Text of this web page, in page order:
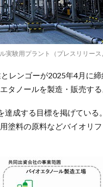
験用プラント（プレスリリース
レンゴーが2025年4月に
タノールを製造・販売する
成する目標を掲げてい
塗料の原料などバイオリ